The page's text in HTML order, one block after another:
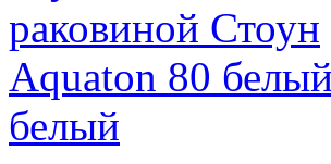
белый